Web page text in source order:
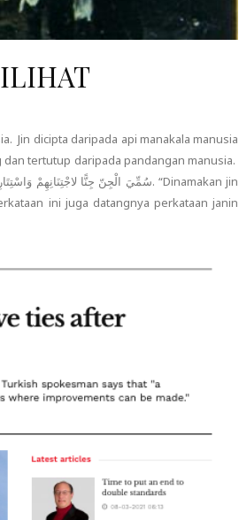
Jin dicipta daripada api manakala manusia
tertutup daripada pandangan manusia.
ini juga datangnya perkataan janin